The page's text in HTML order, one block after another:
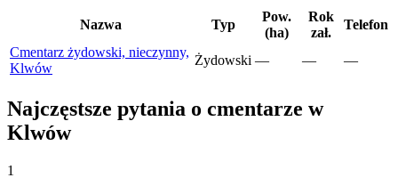
Nazwa Typ
Pow.
(ha)
Rok
zał.
Telefon
Cmentarz żydowski, nieczynny,
Klwów
Żydowski — — —
Najczęstsze pytania o cmentarze w
Klwów
1